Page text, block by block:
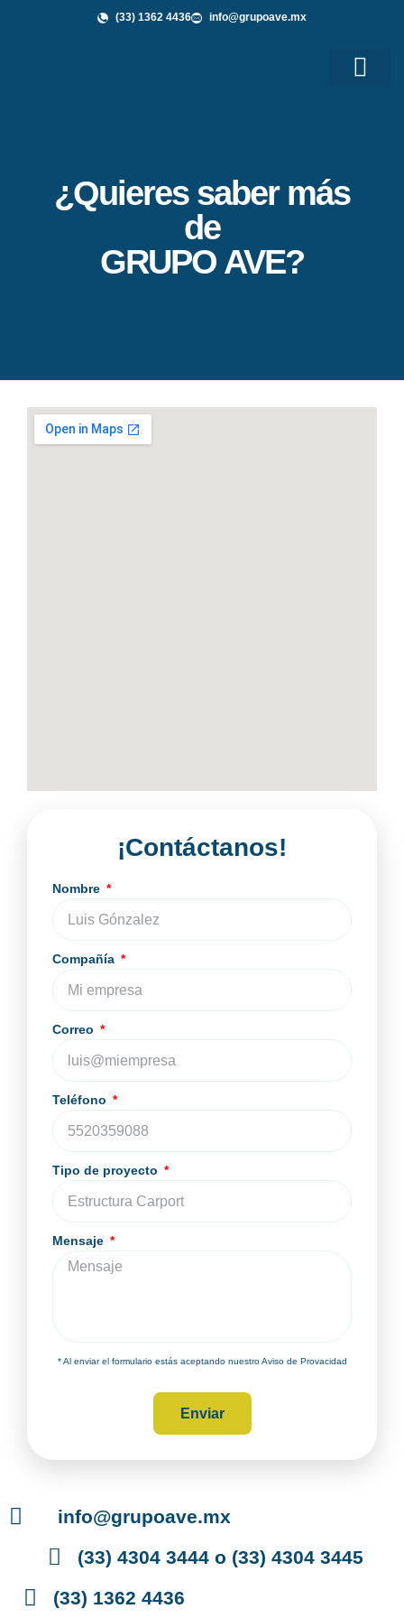
(33) 1362 4436 info@grupoave.mx
¿Quieres saber más
de
GRUPO AVE?
¡Contáctanos!
Nombre
Compañía
Correo
Teléfono
Tipo de proyecto
Mensaje
* Al enviar el formulario estás aceptando nuestro Aviso de Provacidad
Enviar
info@grupoave.mx
(33) 4304 3444 o (33) 4304 3445
(33) 1362 4436